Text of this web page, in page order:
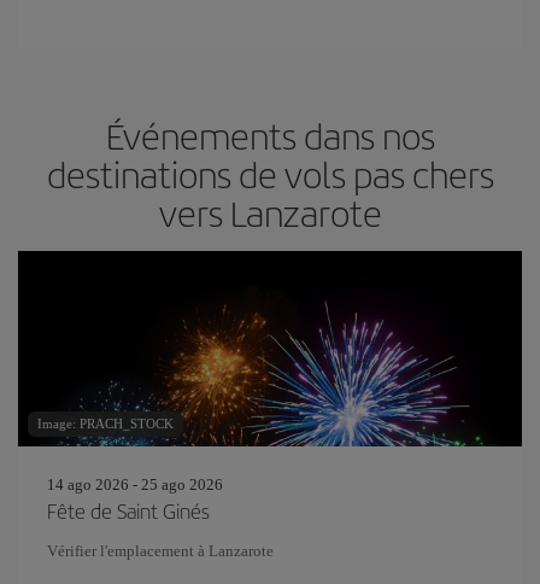
Événements dans nos
destinations de vols pas chers
vers Lanzarote
Image: PRACH_STOCK
14 ago 2026 - 25 ago 2026
Fête de Saint Ginés
Vérifier l'emplacement à Lanzarote